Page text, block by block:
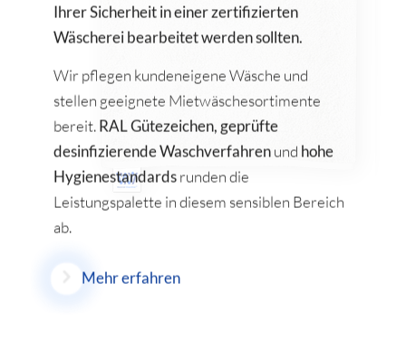
Ihrer Sicherheit in einer zertifizierten
Wäscherei bearbeitet werden sollten.
Wir pflegen kundeneigene Wäsche und
stellen geeignete Mietwäschesortimente
bereit. RAL Gütezeichen, geprüfte
desinfizierende Waschverfahrenund hohe
Hygienestandardsrunden die
Leistungspalette in diesem sensiblen Bereich
ab.
Mehr erfahren